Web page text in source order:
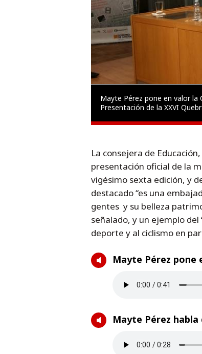
Mayte Pérez pone en valor
Presentación de la XXVI
La consejera de
presentación oficial de la
vigésimo sexta edición, y
destacado “es una
gentes y su belleza
señalado, y un ejemplo
deporte y al ciclismo en
Mayte Pérez pone
Mayte Pérez